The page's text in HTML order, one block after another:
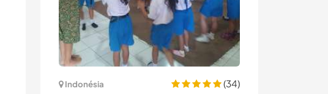
Indonésia
(34)